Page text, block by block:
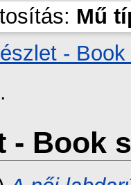
Mű
-
.
- Book